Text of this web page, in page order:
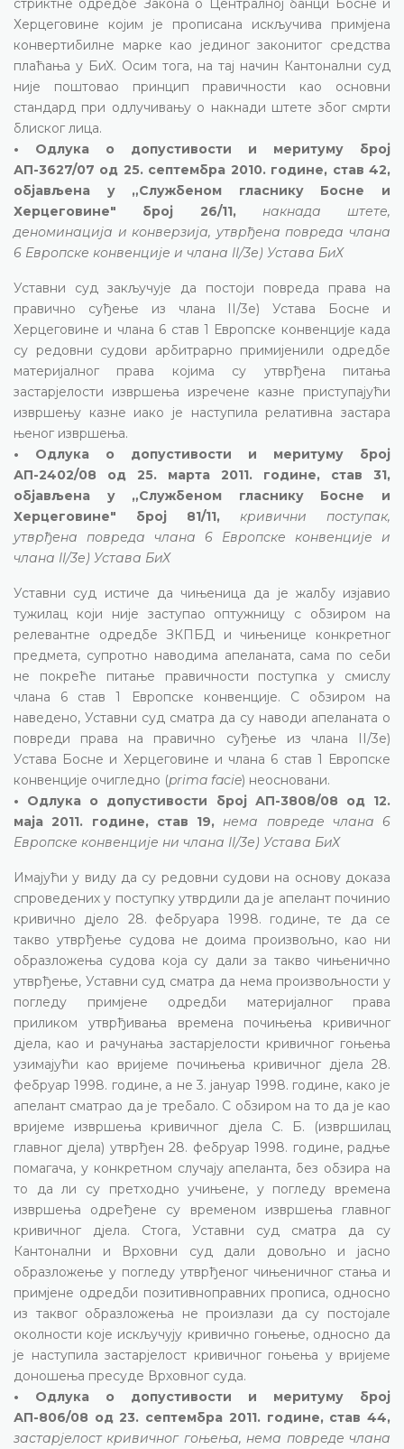
стриктне одредбе Закона о Централној банци Босне и
Херцеговине којим је прописана искључива примјена
конвертибилне марке као јединог законитог средства
плаћања у БиХ. Осим тога, на тај начин Кантонални суд
није поштовао принцип правичности као основни
стандард при одлучивању о накнади штете због смрти
блиског лица.
• Одлука о допустивости и меритуму број
АП-3627/07 од 25. септембра 2010. године, став 42,
објављена у „Службеном гласнику Босне и
Херцеговине" број 26/11, накнада штете,
деноминација и конверзија, утврђена повреда члана
6 Европске конвенције и члана II/3е) Устава БиХ
Уставни суд закључује да постоји повреда права на
правично суђење из члана II/3е) Устава Босне и
Херцеговине и члана 6 став 1 Европске конвенције када
су редовни судови арбитрарно примијенили одредбе
материјалног права којима су утврђена питања
застарјелости извршења изречене казне приступајући
извршењу казне иако је наступила релативна застара
њеног извршења.
• Одлука о допустивости и меритуму број
АП-2402/08 од 25. марта 2011. године, став 31,
објављена у „Службеном гласнику Босне и
Херцеговине" број 81/11, кривични поступак,
утврђена повреда члана 6 Европске конвенције и
члана II/3е) Устава БиХ
Уставни суд истиче да чињеница да је жалбу изјавио
тужилац који није заступао оптужницу с обзиром на
релевантне одредбе ЗКПБД и чињенице конкретног
предмета, супротно наводима апеланата, сама по себи
не покреће питање правичности поступка у смислу
члана 6 став 1 Европске конвенције. С обзиром на
наведено, Уставни суд сматра да су наводи апеланата о
повреди права на правично суђење из члана II/3е)
Устава Босне и Херцеговине и члана 6 став 1 Европске
конвенције очигледно (prima facie) неосновани.
• Одлука о допустивости број АП-3808/08 од 12.
маја 2011. године, став 19,нема повреде члана 6
Европске конвенције ни члана II/3е) Устава БиХ
Имајући у виду да су редовни судови на основу доказа
спроведених у поступку утврдили да је апелант починио
кривично дјело 28. фебруара 1998. године, те да се
такво утврђење судова не доима произвољно, као ни
образложења судова која су дали за такво чињенично
утврђење, Уставни суд сматра да нема произвољности у
погледу примјене одредби материјалног права
приликом утврђивања времена почињења кривичног
дјела, као и рачунања застарјелости кривичног гоњења
узимајући као вријеме почињења кривичног дјела 28.
фебруар 1998. године, а не 3. јануар 1998. године, како је
апелант сматрао да је требало. С обзиром на то да је као
вријеме извршења кривичног дјела С. Б. (извршилац
главног дјела) утврђен 28. фебруар 1998. године, радње
помагача, у конкретном случају апеланта, без обзира на
то да ли су претходно учињене, у погледу времена
извршења одређене су временом извршења главног
кривичног дјела. Стога, Уставни суд сматра да су
Кантонални и Врховни суд дали довољно и јасно
образложење у погледу утврђеног чињеничног стања и
примјене одредби позитивноправних прописа, односно
из таквог образложења не произлази да су постојале
околности које искључују кривично гоњење, односно да
је наступила застарјелост кривичног гоњења у вријеме
доношења пресуде Врховног суда.
• Одлука о допустивости и меритуму број
АП-806/08 од 23. септембра 2011. године, став 44,
застарјелост кривичног гоњења, нема повреде члана